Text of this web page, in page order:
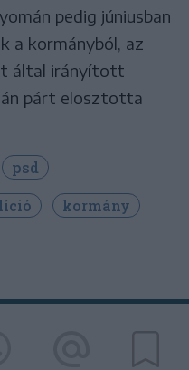
pedig júniusban
a kormányból, az
által irányított
párt elosztotta
psd
kormány